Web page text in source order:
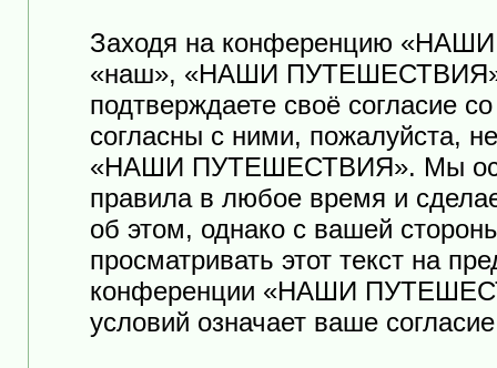
Заходя на конференцию
«наш», «НАШИ ПУТЕШЕСТВИЯ»,
подтверждаете своё согласие
согласны с ними, пожалуйста,
«НАШИ ПУТЕШЕСТВИЯ». Мы
правила в любое время и
об этом, однако с вашей
просматривать этот текст на
конференции «НАШИ
условий означает ваше